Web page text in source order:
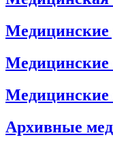
Медицинские
Медицинские
Медицинские
Архивные